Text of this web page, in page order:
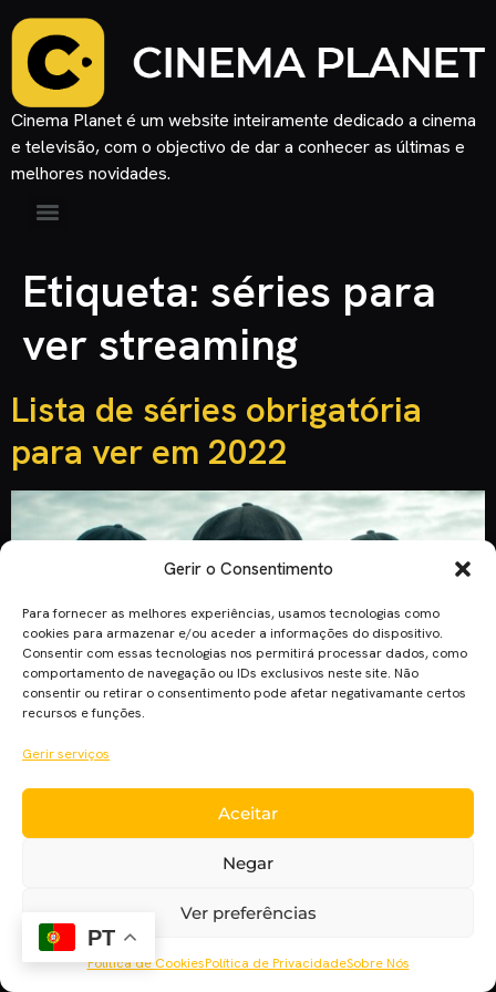
Gerir o Consentimento
Para fornecer as melhores experiências, usamos tecnologias como
cookies para armazenar e/ou aceder a informações do dispositivo.
Consentir com essas tecnologias nos permitirá processar dados, como
comportamento de navegação ou IDs exclusivos neste site. Não
consentir ou retirar o consentimento pode afetar negativamante certos
recursos e funções.
Gerir serviços
Aceitar
Negar
Ver preferências
Política de CookiesPolítica de PrivacidadeSobre Nós
Cinema Planet é um website inteiramente dedicado a cinema
e televisão, com o objectivo de dar a conhecer as últimas e
melhores novidades.
Etiqueta: séries para
ver streaming
Lista de séries obrigatória
para ver em 2022
facilitar a vida criamos esta lista de séries que vai servir
como um guia para ajudar-te a escolher. É inegável que
existem boas séries por ai, mas na hora de escolher surge a
PT